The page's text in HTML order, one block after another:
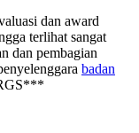
dan award
terlihat sangat
dan pembagian
badan